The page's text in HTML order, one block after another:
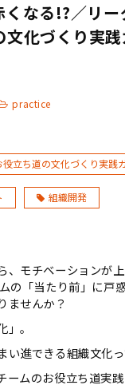
SOLUTION
くなる!?／リー
文化づくり実
practice
役立ち道の文化づくり実践
組織開発
、モチベーションが
の「当たり前」に戸
ませんか？
。
い進できる組織文化
ームのお役立ち道実